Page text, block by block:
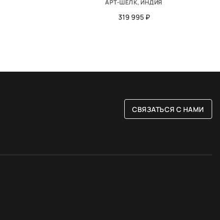
АРТ-ШЁЛК, ИНДИЯ
319 995 ₽
СВЯЗАТЬСЯ С НАМИ